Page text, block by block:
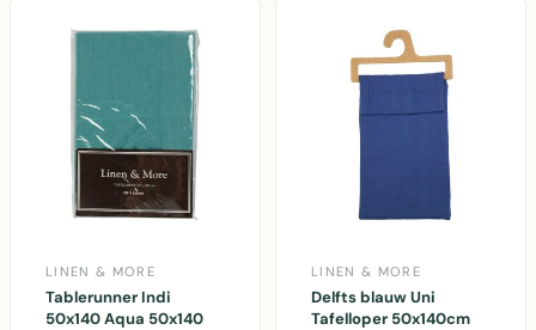
LINEN & MORE
Tablerunner Indi
50x140 Aqua 50x140
LINEN & MORE
Delfts blauw Uni
Tafelloper 50x140cm